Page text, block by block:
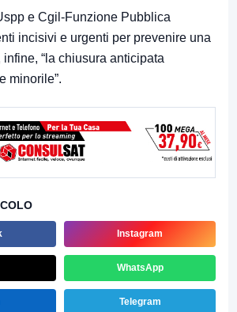
e Cgil-Funzione Pubblica
incisivi e urgenti per prevenire una
infine, “la chiusura anticipata
minorile”.
Instagram
WhatsApp
Telegram